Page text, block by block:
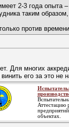
2-3 года
таким
против
Для многих
его за это не
Аттестацию
объектах.